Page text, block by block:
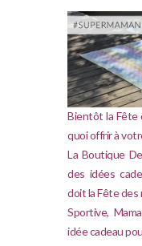
Bientôt la Fête
quoi offrir à
La Boutique
des idées
doit la Fête des
Sportive,
idée cadeau